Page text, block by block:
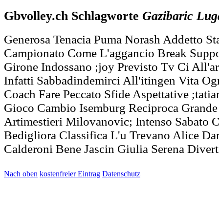
Gbvolley.ch Schlagworte Gazibaric
Generosa Tenacia Puma Norash Addetto
Campionato Come L'aggancio Break
Girone Indossano ;joy Previsto Tv Ci
Infatti Sabbadindemirci All'itingen Vita
Coach Fare Peccato Sfide Aspettative
Gioco Cambio Isemburg Reciproca
Artimestieri Milovanovic; Intenso Sabato
Bedigliora Classifica L'u Trevano Alice
Calderoni Bene Jascin Giulia Serena
Nach oben kostenfreier Eintrag Datenschutz